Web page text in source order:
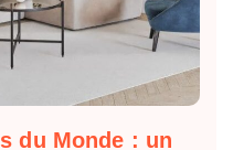
du Monde : un